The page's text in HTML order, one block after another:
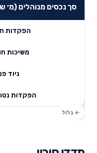
סך נכסים מנוהלים (מ׳
הפקדות
משיכות
ניוד
הפקדות